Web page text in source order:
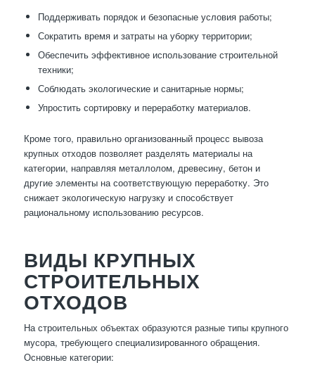
Поддерживать порядок и безопасные условия работы;
Сократить время и затраты на уборку территории;
Обеспечить эффективное использование строительной
техники;
Соблюдать экологические и санитарные нормы;
Упростить сортировку и переработку материалов.
Кроме того, правильно организованный процесс вывоза
крупных отходов позволяет разделять материалы на
категории, направляя металлолом, древесину, бетон и
другие элементы на соответствующую переработку. Это
снижает экологическую нагрузку и способствует
рациональному использованию ресурсов.
ВИДЫ КРУПНЫХ
СТРОИТЕЛЬНЫХ
ОТХОДОВ
На строительных объектах образуются разные типы крупного
мусора, требующего специализированного обращения.
Основные категории: